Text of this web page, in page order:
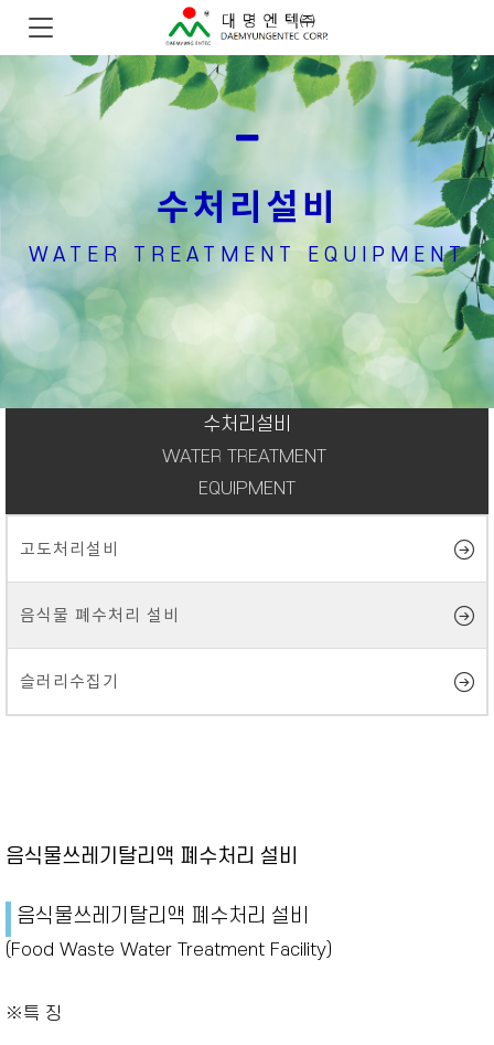
수처리설비
WATER TREATMENT EQUIPMENT
수처리설비
WATER TREATMENT
EQUIPMENT
고도처리설비
음식물 폐수처리 설비
슬러리수집기
음식물쓰레기탈리액 폐수처리 설비
음식물쓰레기탈리액 폐수처리 설비
(Food Waste Water Treatment Facility)
※특 징